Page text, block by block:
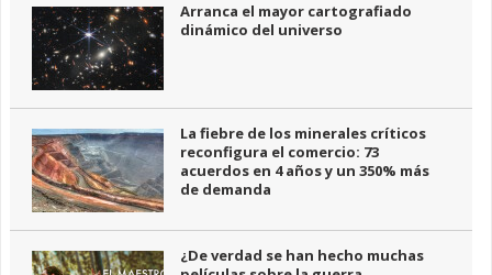
Arranca el mayor cartografiado
dinámico del universo
La fiebre de los minerales críticos
reconfigura el comercio: 73
acuerdos en 4 años y un 350% más
de demanda
¿De verdad se han hecho muchas